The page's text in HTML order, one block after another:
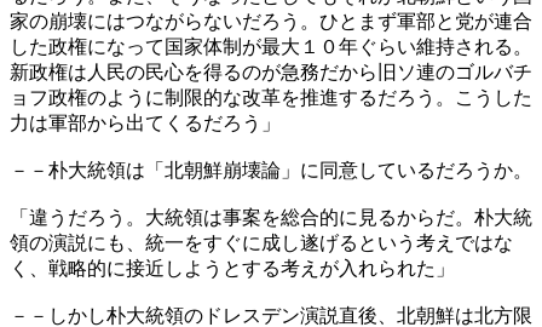
家の崩壊にはつながらないだろう。ひとまず軍部と党が連合
した政権になって国家体制が最大１０年ぐらい維持される。
新政権は人民の民心を得るのが急務だから旧ソ連のゴルバチ
ョフ政権のように制限的な改革を推進するだろう。こうした
力は軍部から出てくるだろう」
－－朴大統領は「北朝鮮崩壊論」に同意しているだろうか。
「違うだろう。大統領は事案を総合的に見るからだ。朴大統
領の演説にも、統一をすぐに成し遂げるという考えではな
く、戦略的に接近しようとする考えが入れられた」
－－しかし朴大統領のドレスデン演説直後、北朝鮮は北方限